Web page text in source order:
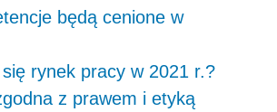
będą cenione w
rynek pracy w 2021 r.?
z prawem i etyką